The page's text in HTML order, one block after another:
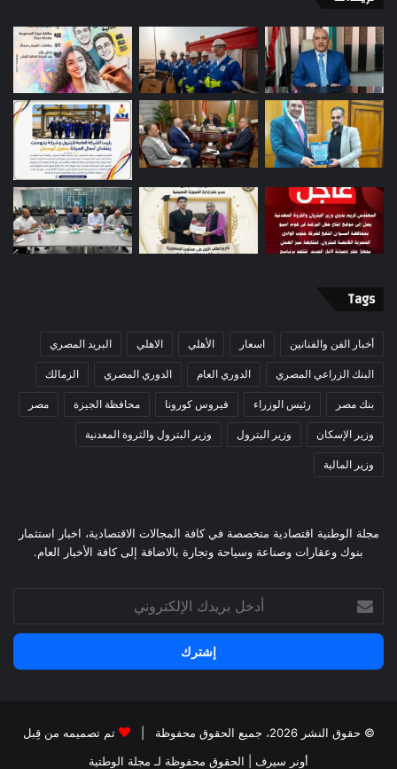
Tags
أخبار الفن والفنانين اسعار الأهلي الاهلي البريد المصري
البنك الزراعي المصري الدوري العام الدوري المصري الزمالك
بنك مصر رئيس الوزراء فيروس كورونا محافظة الجيزة مصر
وزير الإسكان وزير البترول وزير البترول والثروة المعدنية
وزير المالية
مجلة الوطنية اقتصادية متخصصة في كافة المجالات الاقتصادية، اخبار استثمار
بنوك وعقارات وصناعة وسياحة وتجارة بالاضافة إلى كافة الأخبار العام.
بريدك
الإلكتروني
© حقوق النشر 2026، جميع الحقوق محفوظة |
تم تصميمه من قِبل
أونر سيرف | الحقوق محفوظة لـ مجلة الوطتية